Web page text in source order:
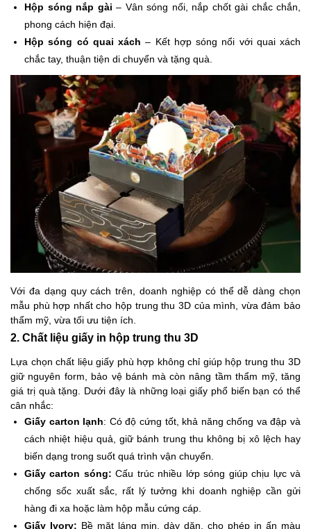
Hộp sóng nắp gài – Vân sóng nổi, nắp chốt gài chắc chắn,
phong cách hiện đại.
Hộp sóng có quai xách – Kết hợp sóng nổi với quai xách
chắc tay, thuận tiện di chuyển và tặng quà.
Với đa dạng quy cách trên, doanh nghiệp có thể dễ dàng chọn
mẫu phù hợp nhất cho hộp trung thu 3D của mình, vừa đảm bảo
thẩm mỹ, vừa tối ưu tiện ích.
2. Chất liệu giấy in hộp trung thu 3D
Lựa chọn chất liệu giấy phù hợp không chỉ giúp hộp trung thu 3D
giữ nguyên form, bảo vệ bánh mà còn nâng tầm thẩm mỹ, tăng
giá trị quà tặng. Dưới đây là những loại giấy phổ biến bạn có thể
cân nhắc:
Giấy carton lạnh: Có độ cứng tốt, khả năng chống va đập và
cách nhiệt hiệu quả, giữ bánh trung thu không bị xô lệch hay
biến dạng trong suốt quá trình vận chuyển.
Giấy carton sóng:Cấu trúc nhiều lớp sóng giúp chịu lực và
chống sốc xuất sắc, rất lý tưởng khi doanh nghiệp cần gửi
hàng đi xa hoặc làm hộp mẫu cứng cáp.
Giấy Ivory: Bề mặt láng mịn, dày dặn, cho phép in ấn màu